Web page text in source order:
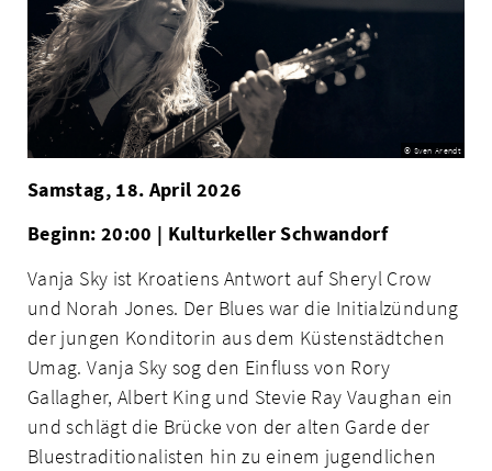
© Sven Arendt
Samstag, 18. April 2026
Beginn: 20:00 | Kulturkeller Schwandorf
Vanja Sky ist Kroatiens Antwort auf Sheryl Crow
und Norah Jones. Der Blues war die Initialzündung
der jungen Konditorin aus dem Küstenstädtchen
Umag. Vanja Sky sog den Einfluss von Rory
Gallagher, Albert King und Stevie Ray Vaughan ein
und schlägt die Brücke von der alten Garde der
Bluestraditionalisten hin zu einem jugendlichen